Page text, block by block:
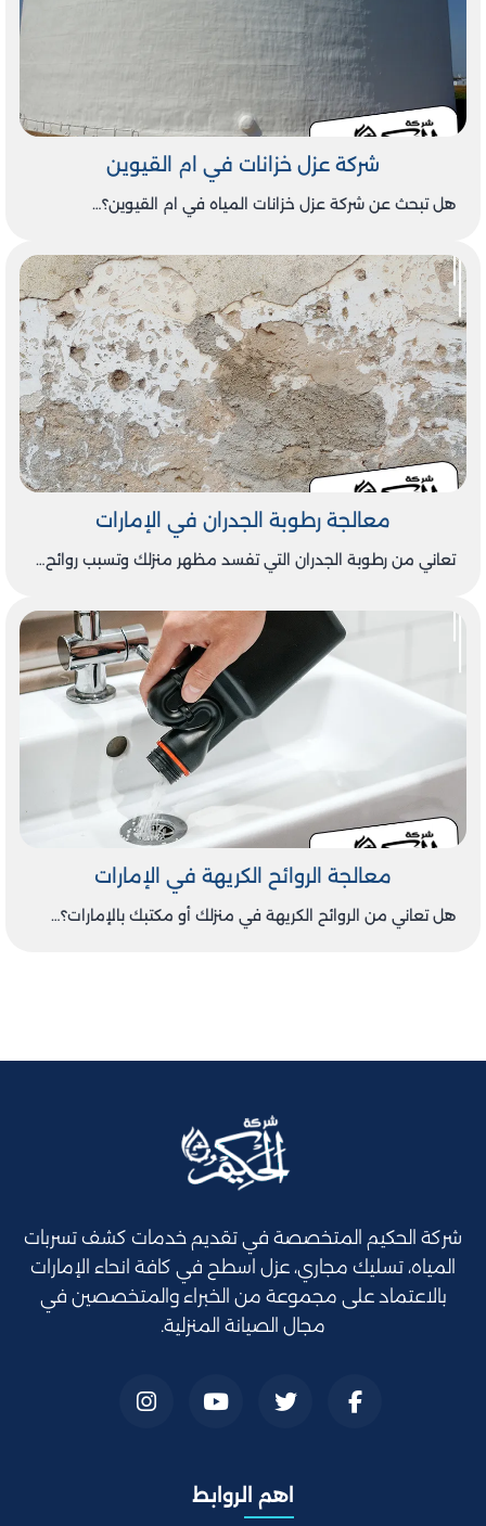
شركة عزل خزانات في ام القيوين
هل تبحث عن شركة عزل خزانات المياه في ام القيوين؟…
معالجة رطوبة الجدران في الإمارات
تعاني من رطوبة الجدران التي تفسد مظهر منزلك وتسبب روائح…
معالجة الروائح الكريهة في الإمارات
هل تعاني من الروائح الكريهة في منزلك أو مكتبك بالإمارات؟…
شركة الحكيم المتخصصة في تقديم خدمات كشف تسربات
المياه، تسليك مجاري، عزل اسطح في كافة انحاء الإمارات
بالاعتماد على مجموعة من الخبراء والمتخصصين في
مجال الصيانة المنزلية.
اهم الروابط